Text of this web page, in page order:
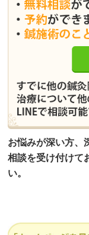
お悩みが深い方、
相談を受け付けて
い。